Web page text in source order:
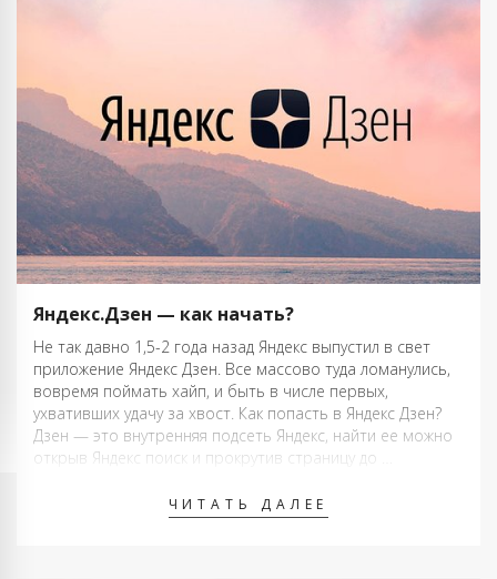
Яндекс.Дзен — как начать?
Не так давно 1,5-2 года назад Яндекс выпустил в свет
приложение Яндекс Дзен. Все массово туда ломанулись,
вовремя поймать хайп, и быть в числе первых,
ухвативших удачу за хвост. Как попасть в Яндекс Дзен?
Дзен — это внутренняя подсеть Яндекс, найти ее можно
открыв Яндекс поиск и прокрутив страницу до …
ЧИТАТЬ ДАЛЕЕ